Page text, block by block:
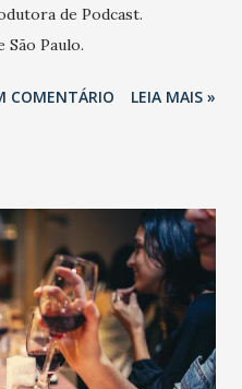
de Podcast.
São Paulo.
COMENTÁRIO LEIA MAIS »